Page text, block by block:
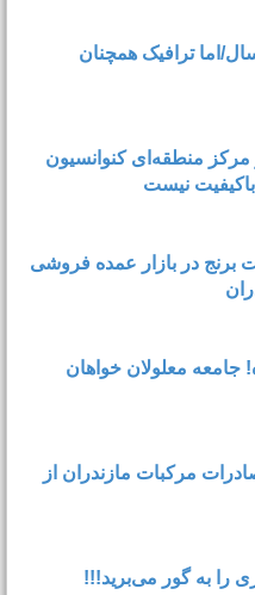
منطقه‌ای کنوانسیون
نیست
در بازار عمده فروشی
مرکبات مازندران از